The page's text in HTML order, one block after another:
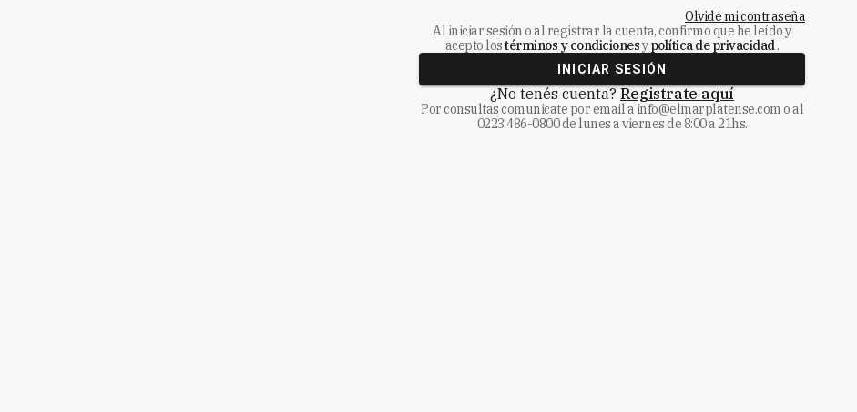
Olvidé mi contraseña
Al iniciar sesión o al registrar la cuenta, confirmo que he leído y
acepto lostérminos y condicionesypolítica de privacidad.
INICIAR SESIÓN
¿No tenés cuenta? Registrate aquí
Por consultas comunicate por email a info@elmarplatense.como al
0223 486-0800de lunes a viernes de 8:00 a 21hs.